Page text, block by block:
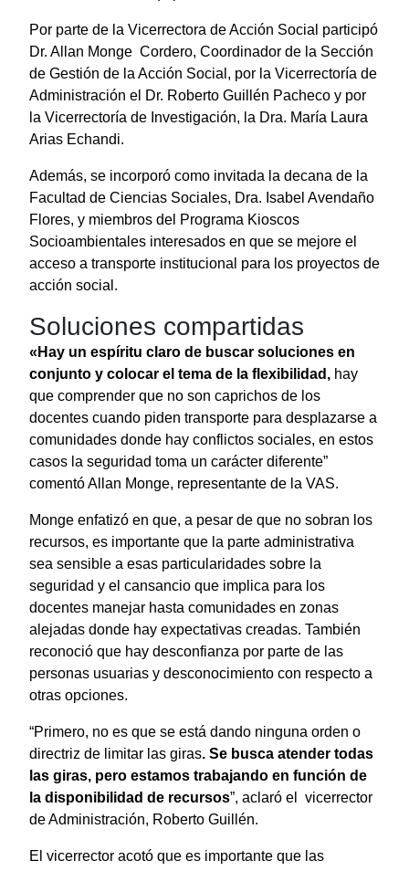
Por parte de la Vicerrectora de Acción Social participó
Dr. Allan Monge Cordero, Coordinador de la Sección
de Gestión de la Acción Social, por la Vicerrectoría de
Administración el Dr. Roberto Guillén Pacheco y por
la Vicerrectoría de Investigación, la Dra. María Laura
Arias Echandi.
Además, se incorporó como invitada la decana de la
Facultad de Ciencias Sociales, Dra. Isabel Avendaño
Flores, y miembros del Programa Kioscos
Socioambientales interesados en que se mejore el
acceso a transporte institucional para los proyectos de
acción social.
Soluciones compartidas
«Hay un espíritu claro de buscar soluciones en
conjunto y colocar el tema de la flexibilidad, hay
que comprender que no son caprichos de los
docentes cuando piden transporte para desplazarse a
comunidades donde hay conflictos sociales, en estos
casos la seguridad toma un carácter diferente”
comentó Allan Monge, representante de la VAS.
Monge enfatizó en que, a pesar de que no sobran los
recursos, es importante que la parte administrativa
sea sensible a esas particularidades sobre la
seguridad y el cansancio que implica para los
docentes manejar hasta comunidades en zonas
alejadas donde hay expectativas creadas. También
reconoció que hay desconfianza por parte de las
personas usuarias y desconocimiento con respecto a
otras opciones.
“Primero, no es que se está dando ninguna orden o
directriz de limitar las giras. Se busca atender todas
las giras, pero estamos trabajando en función de
la disponibilidad de recursos”, aclaró el vicerrector
de Administración, Roberto Guillén.
El vicerrector acotó que es importante que las